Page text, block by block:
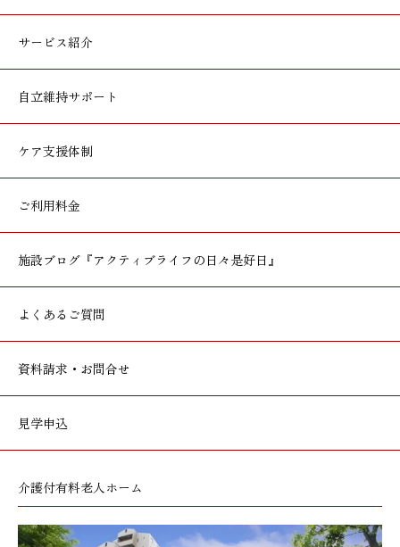
サービス紹介
自立維持サポート
ケア支援体制
ご利用料金
施設ブログ 『アクティブライフの日々是好日』
よくあるご質問
資料請求・お問合せ
見学申込
介護付有料老人ホーム